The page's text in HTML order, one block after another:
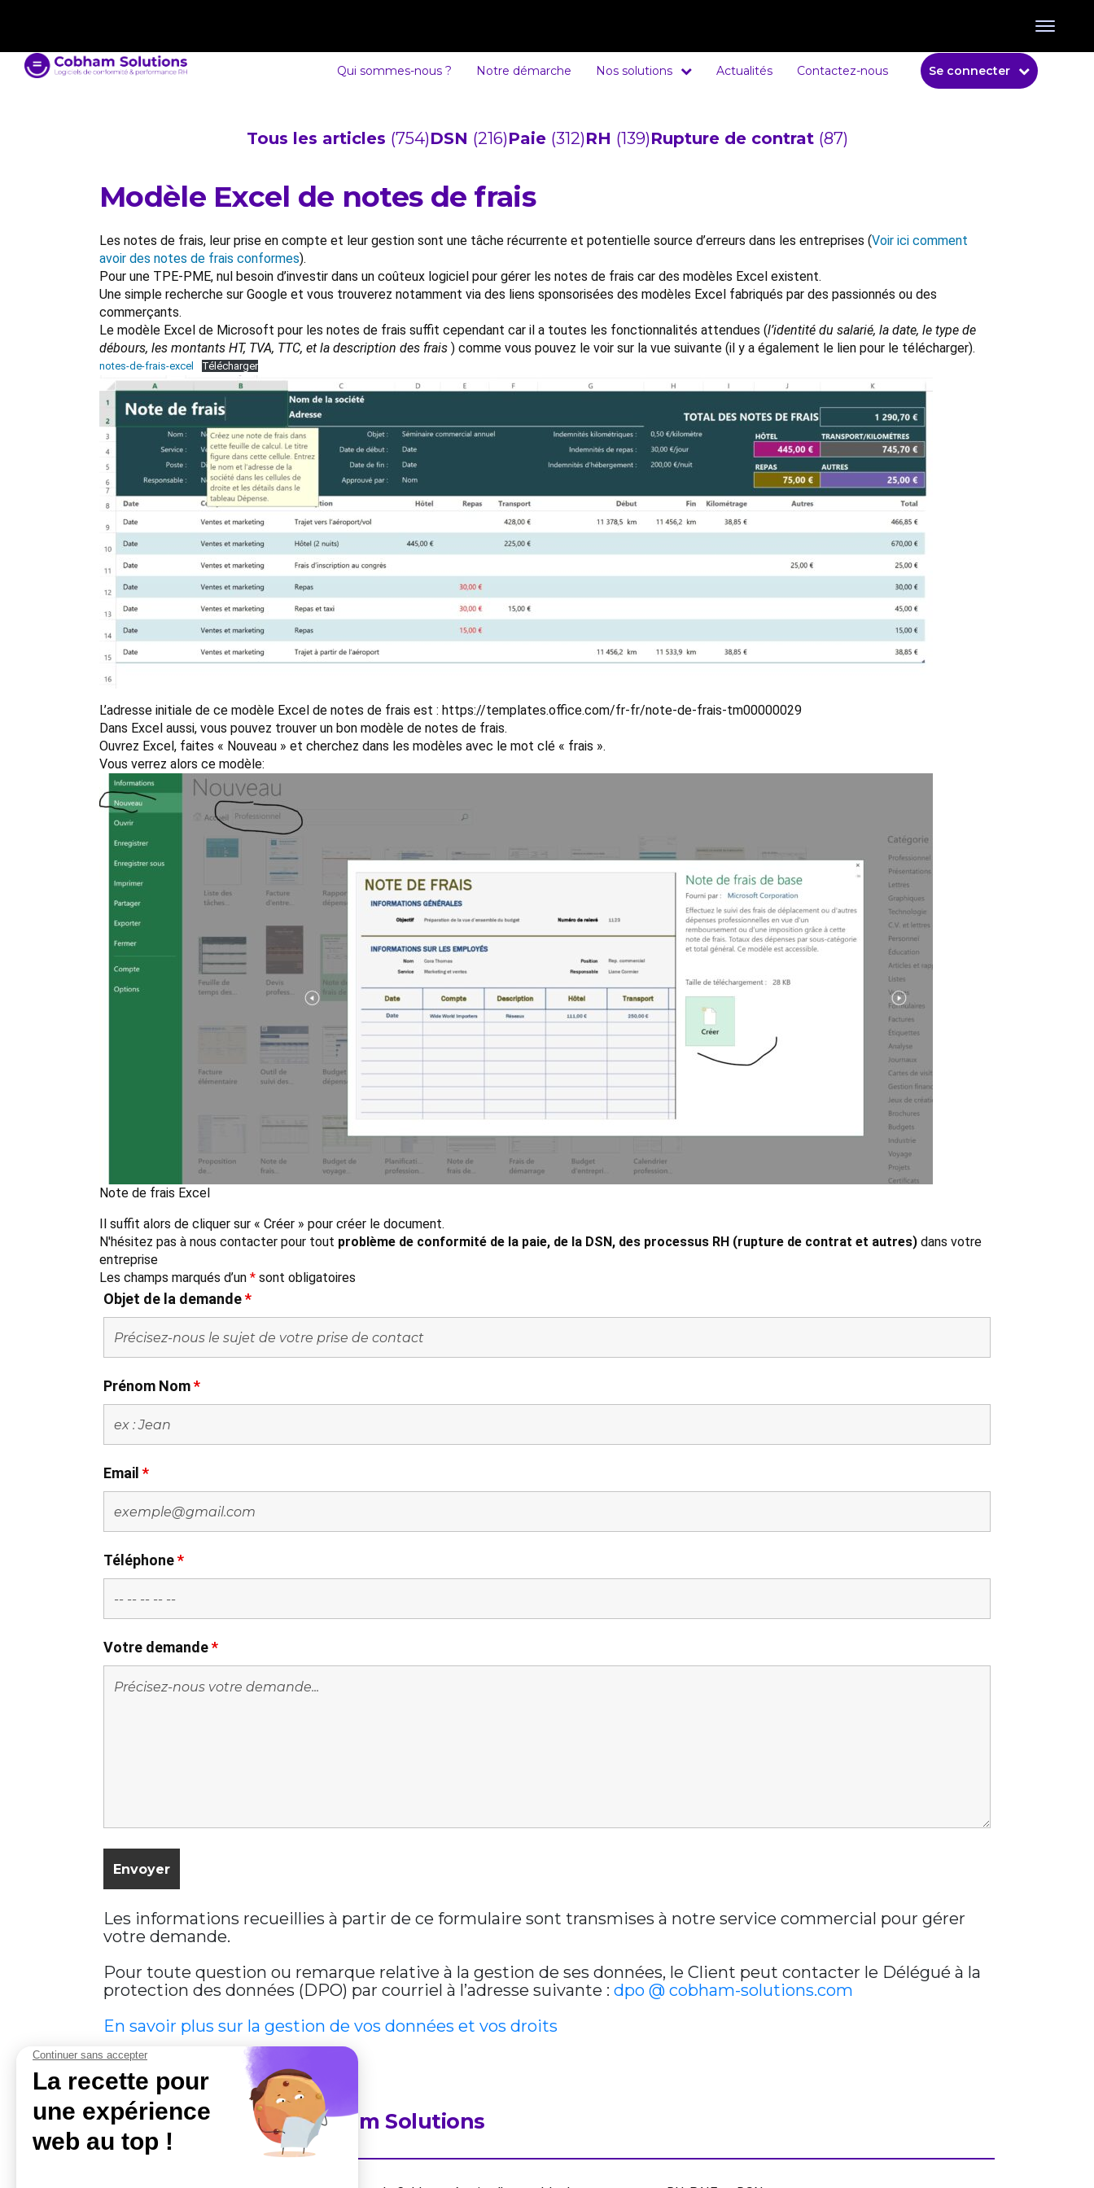
Qui sommes-nous ? Notre démarche Nos solutions Actualités Contactez-nous Se connecter
Tous les articles (754)DSN (216)Paie (312)RH (139)Rupture de contrat (87)
Modèle Excel de notes de frais
Les notes de frais, leur prise en compte et leur gestion sont une tâche récurrente et potentielle source d’erreurs dans les entreprises (Voir ici comment
avoir des notes de frais conformes).
Pour une TPE-PME, nul besoin d’investir dans un coûteux logiciel pour gérer les notes de frais car des modèles Excel existent.
Une simple recherche sur Google et vous trouverez notamment via des liens sponsorisées des modèles Excel fabriqués par des passionnés ou des
commerçants.
Le modèle Excel de Microsoft pour les notes de frais suffit cependant car il a toutes les fonctionnalités attendues (l’identité du salarié, la date, le type de
débours, les montants HT, TVA, TTC, et la description des frais ) comme vous pouvez le voir sur la vue suivante (il y a également le lien pour le télécharger).
notes-de-frais-excel Télécharger
L’adresse initiale de ce modèle Excel de notes de frais est : https://templates.office.com/fr-fr/note-de-frais-tm00000029
Dans Excel aussi, vous pouvez trouver un bon modèle de notes de frais.
Ouvrez Excel, faites « Nouveau » et cherchez dans les modèles avec le mot clé « frais ».
Vous verrez alors ce modèle:
Note de frais Excel
Il suffit alors de cliquer sur « Créer » pour créer le document.
N'hésitez pas à nous contacter pour tout problème de conformité de la paie, de la DSN, des processus RH (rupture de contrat et autres) dans votre
entreprise
Les champs marqués d’un * sont obligatoires
Objet de la demande*
Prénom Nom*
Email *
Téléphone*
Votre demande*
Les informations recueillies à partir de ce formulaire sont transmises à notre service commercial pour gérer
votre demande.
Pour toute question ou remarque relative à la gestion de ses données, le Client peut contacter le Délégué à la
protection des données (DPO) par courriel à l’adresse suivante : dpo @ cobham-solutions.com
En savoir plus sur la gestion de vos données et vos droits
En savoir plus sur Cobham Solutions